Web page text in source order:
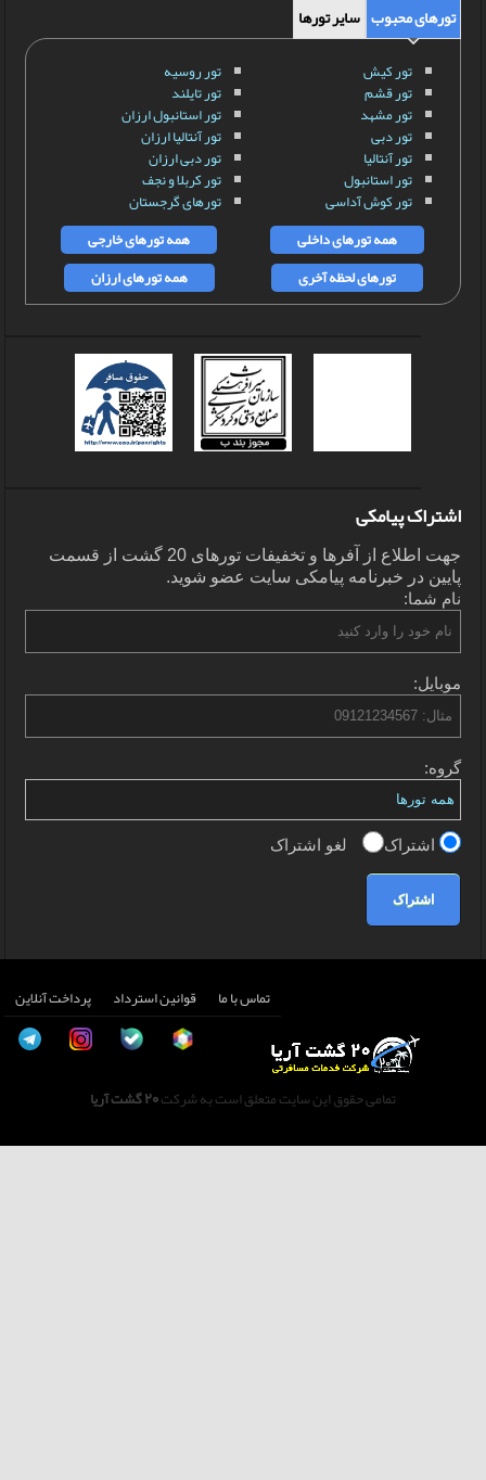
تورهای محبوب سایر تورها
تور کیش
تور قشم
تور مشهد
تور دبی
تور آنتالیا
تور استانبول
تور کوش آداسی
تور روسیه
تور تایلند
تور استانبول ارزان
تور آنتالیا ارزان
تور دبی ارزان
تور کربلا و نجف
تورهای گرجستان
همه تورهای داخلی
همه تورهای خارجی
تورهای لحظه آخری
همه تورهای ارزان
اشتراک پیامکی
جهت اطلاع از آفرها و تخفیفات تورهای 20 گشت از قسمت
پایین در خبرنامه پیامکی سایت عضو شوید.
نام شما:
موبایل:
گروه:
اشتراک لغو اشتراک
اشتراک
تماس با ما قوانین استرداد پرداخت آنلاین
تمامی حقوق این سایت متعلق است به شرکت20 گشت آریا